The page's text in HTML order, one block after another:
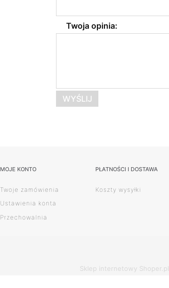
Twoja opinia:
WYŚLIJ
MOJE KONTO
Twoje zamówienia
Ustawienia konta
Przechowalnia
PŁATNOŚCI I DOSTAWA
Koszty wysyłki
Sklep internetowy Shoper.pl